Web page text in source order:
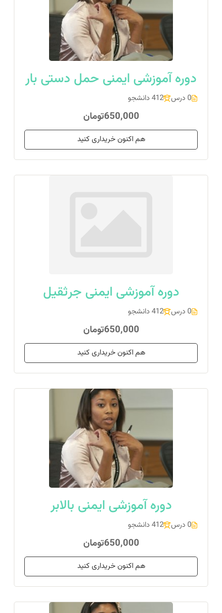
دوره آموزشی ایمنی حمل دستی بار
0 درس 412 دانشجو
650,000تومان
هم اکنون خریداری کنید
دوره آموزشی ایمنی جرثقیل
0 درس 412 دانشجو
650,000تومان
هم اکنون خریداری کنید
دوره آموزشی ایمنی بالابر
0 درس 412 دانشجو
650,000تومان
هم اکنون خریداری کنید